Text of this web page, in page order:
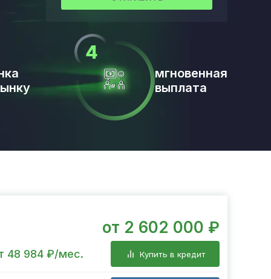
мгновенная
выплата
от 2 602 000 ₽
48 984 ₽/мес. Купить в кредит